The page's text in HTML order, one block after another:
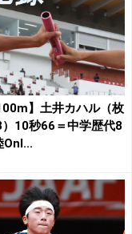
】土井カハル（枚
10秒66＝中学歴代8
Onl...